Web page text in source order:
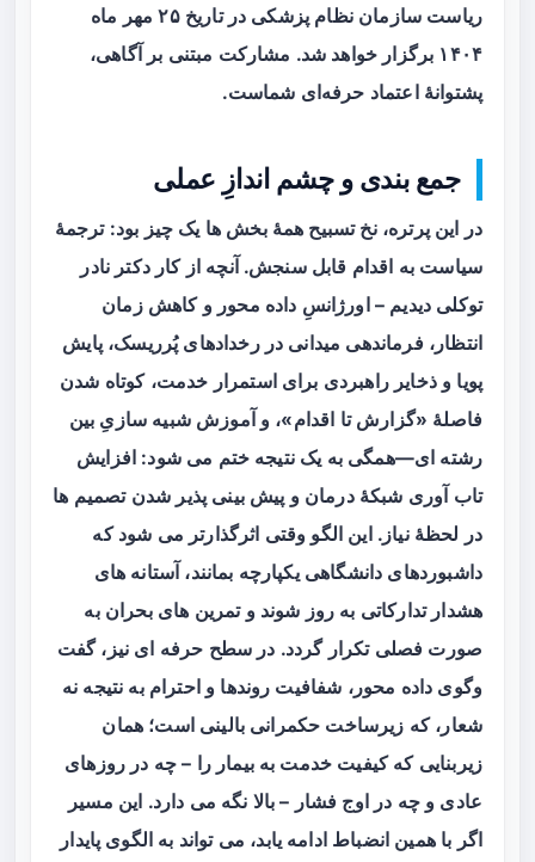
ریاست سازمان نظام پزشکی در تاریخ ۲۵ مهر ماه
۱۴۰۴ برگزار خواهد شد. مشارکت مبتنی بر آگاهی،
پشتوانهٔ اعتماد حرفه‌ای شماست.
جمع بندی و چشم اندازِ عملی
در این پرتره، نخ تسبیح همهٔ بخش ها یک چیز بود: ترجمهٔ
سیاست به اقدام قابل سنجش. آنچه از کار دکتر نادر
توکلی دیدیم – اورژانسِ داده محور و کاهش زمان
انتظار، فرماندهی میدانی در رخدادهای پُرریسک، پایش
پویا و ذخایر راهبردی برای استمرار خدمت، کوتاه شدن
فاصلهٔ «گزارش تا اقدام»، و آموزش شبیه سازیِ بین
رشته ای—همگی به یک نتیجه ختم می شود: افزایش
تاب آوری شبکهٔ درمان و پیش بینی پذیر شدن تصمیم ها
در لحظهٔ نیاز. این الگو وقتی اثرگذارتر می شود که
داشبوردهای دانشگاهی یکپارچه بمانند، آستانه های
هشدار تدارکاتی به روز شوند و تمرین های بحران به
صورت فصلی تکرار گردد. در سطح حرفه ای نیز، گفت
وگوی داده محور، شفافیت روندها و احترام به نتیجه نه
شعار، که زیرساخت حکمرانی بالینی است؛ همان
زیربنایی که کیفیت خدمت به بیمار را – چه در روزهای
عادی و چه در اوج فشار – بالا نگه می دارد. این مسیر
اگر با همین انضباط ادامه یابد، می تواند به الگوی پایدار